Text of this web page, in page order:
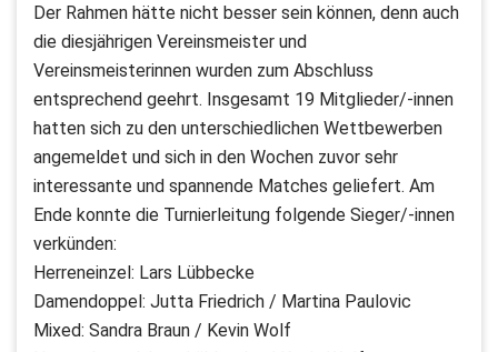
Der Rahmen hätte nicht besser sein können, denn auch
die diesjährigen Vereinsmeister und
Vereinsmeisterinnen wurden zum Abschluss
entsprechend geehrt. Insgesamt 19 Mitglieder/-innen
hatten sich zu den unterschiedlichen Wettbewerben
angemeldet und sich in den Wochen zuvor sehr
interessante und spannende Matches geliefert. Am
Ende konnte die Turnierleitung folgende Sieger/-innen
verkünden:
Herreneinzel: Lars Lübbecke
Damendoppel: Jutta Friedrich / Martina Paulovic
Mixed: Sandra Braun / Kevin Wolf